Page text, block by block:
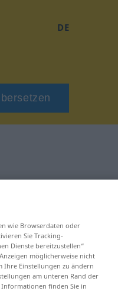
DE
wie Browserdaten oder
Sie Tracking-
Dienste bereitzustellen“
möglicherweise nicht
Ihre Einstellungen zu ändern
am unteren Rand der
Informationen finden Sie in